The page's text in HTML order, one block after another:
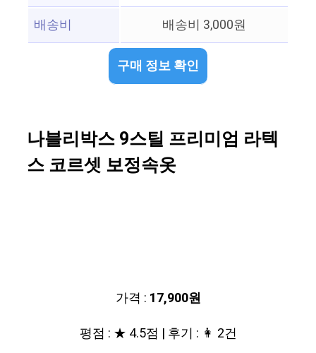
배송비
배송비 3,000원
구매 정보 확인
나블리박스 9스틸 프리미엄 라텍
스 코르셋 보정속옷
가격 : 17,900원
평점 : ★ 4.5점 | 후기 : 👩 2건